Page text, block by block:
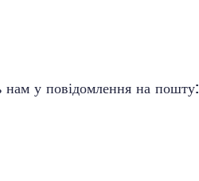
нам у повідомлення на пошту: